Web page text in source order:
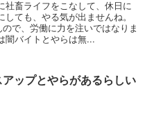
社畜ライフをこなして、休日に
ても、やる気が出ませんね。
で、労働に力を注いではなりま
闇バイトとやらは無...
ップとやらがあるらしい